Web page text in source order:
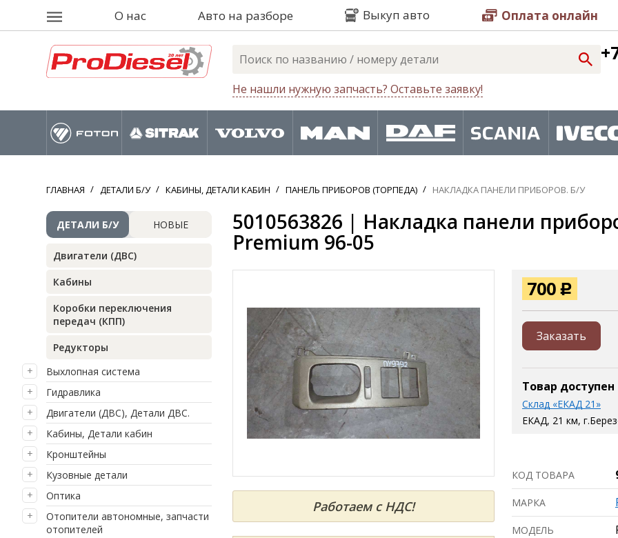
О нас Авто на разборе Выкуп авто Оплата онлайн
Не нашли нужную запчасть? Оставьте заявку!
ГЛАВНАЯ ДЕТАЛИ Б/У КАБИНЫ, ДЕТАЛИ КАБИН ПАНЕЛЬ ПРИБОРОВ (ТОРПЕДА) НАКЛАДКА ПАНЕЛИ ПРИБОРОВ. Б/У
ДЕТАЛИ Б/У НОВЫЕ
Двигатели (ДВС)
Кабины
Коробки переключения
передач (КПП)
Редукторы
Выхлопная система
Гидравлика
Двигатели (ДВС), Детали ДВС.
Кабины, Детали кабин
Кронштейны
Кузовные детали
Оптика
Отопители автономные, запчасти
отопителей
5010563826 | Накладка панели
Premium 96-05
Работаем с НДС!
700 Р
Заказать
Товар
Склад «ЕКАД 21»
ЕКАД, 21 км,
КОД ТОВАРА
МАРКА
МОДЕЛЬ